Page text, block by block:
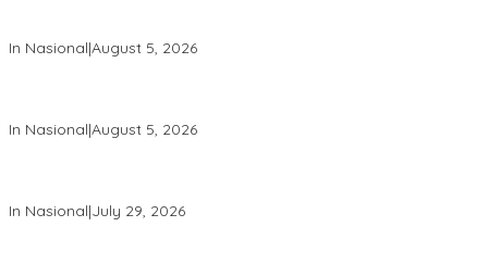
In Nasional|August 5, 2026
In Nasional|August 5, 2026
In Nasional|July 29, 2026